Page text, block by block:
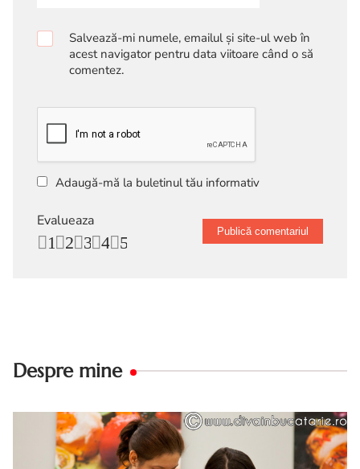
Salvează-mi numele, emailul și site-ul web în
acest navigator pentru data viitoare când o să
comentez.
Adaugă-mă la buletinul tău informativ
Evalueaza
5
4
3
2
1
Despre mine